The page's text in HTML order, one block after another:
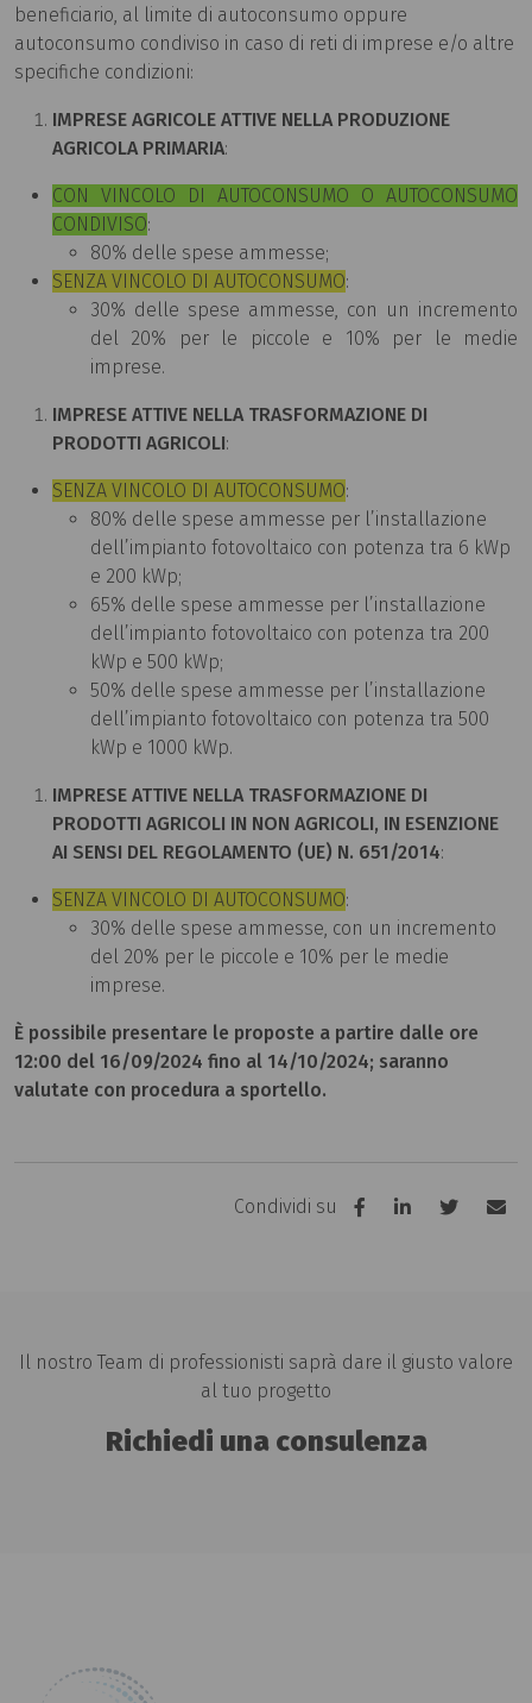
beneficiario, al limite di autoconsumo oppure
autoconsumo condiviso in caso di reti di imprese e/o altre
specifiche condizioni:
IMPRESE AGRICOLE ATTIVE NELLA PRODUZIONE
AGRICOLA PRIMARIA:
CON VINCOLO DI AUTOCONSUMO O AUTOCONSUMO
CONDIVISO:
80% delle spese ammesse;
SENZA VINCOLO DI AUTOCONSUMO:
30% delle spese ammesse, con un incremento
del 20% per le piccole e 10% per le medie
imprese.
IMPRESE ATTIVE NELLA TRASFORMAZIONE DI
PRODOTTI AGRICOLI:
SENZA VINCOLO DI AUTOCONSUMO:
80% delle spese ammesse per l’installazione
dell’impianto fotovoltaico con potenza tra 6 kWp
e 200 kWp;
65% delle spese ammesse per l’installazione
dell’impianto fotovoltaico con potenza tra 200
kWp e 500 kWp;
50% delle spese ammesse per l’installazione
dell’impianto fotovoltaico con potenza tra 500
kWp e 1000 kWp.
IMPRESE ATTIVE NELLA TRASFORMAZIONE DI
PRODOTTI AGRICOLI IN NON AGRICOLI, IN ESENZIONE
AI SENSI DEL REGOLAMENTO (UE) N. 651/2014:
SENZA VINCOLO DI AUTOCONSUMO:
30% delle spese ammesse, con un incremento
del 20% per le piccole e 10% per le medie
imprese.
È possibile presentare le proposte a partire dalle ore
12:00 del 16/09/2024 fino al 14/10/2024; saranno
valutate con procedura a sportello.
Condividi su
Il nostro Team di professionisti saprà dare il giusto valore
al tuo progetto
Richiedi una consulenza